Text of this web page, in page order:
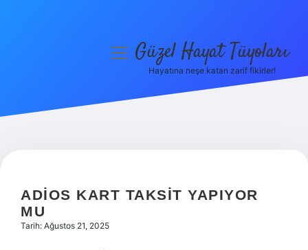
Hakkımızda
menüyüGüzel Hayat Tüyoları
Hayatına neşe katan zarif fikirler!
ADIOS KART TAKSIT YAPIYOR
MU
Tarih: Ağustos 21, 2025